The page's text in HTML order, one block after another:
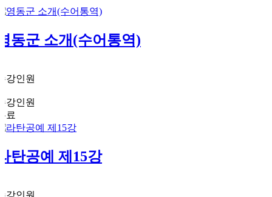
동군 소개(수어통역)
강인원
강인원
료
탄공예 제15강
강인원